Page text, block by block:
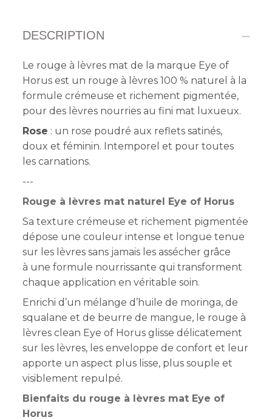
DESCRIPTION
Le rouge à lèvres mat de la marque Eye of
Horus est un rouge à lèvres 100 % naturel à la
formule crémeuse et richement pigmentée,
pour des lèvres nourries au fini mat luxueux.
Rose : un rose poudré aux reflets satinés,
doux et féminin. Intemporel et pour toutes
les carnations.
---
Rouge à lèvres mat naturel Eye of Horus
Sa texture crémeuse et richement pigmentée
dépose une couleur intense et longue tenue
sur les lèvres sans jamais les assécher grâce
à une formule nourrissante qui transforment
chaque application en véritable soin.
Enrichi d’un mélange d’huile de moringa, de
squalane et de beurre de mangue, le rouge à
lèvres clean Eye of Horus glisse délicatement
sur les lèvres, les enveloppe de confort et leur
apporte un aspect plus lisse, plus souple et
visiblement repulpé.
Bienfaits du rouge à lèvres mat Eye of
Horus